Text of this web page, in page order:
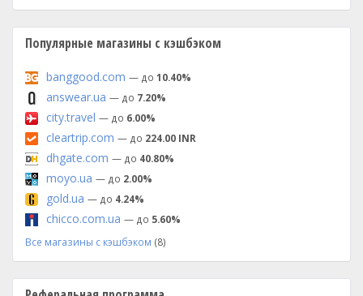
Популярные магазины с кэшбэком
banggood.com — до 10.40%
answear.ua — до 7.20%
city.travel — до 6.00%
cleartrip.com — до 224.00 INR
dhgate.com — до 40.80%
moyo.ua — до 2.00%
gold.ua — до 4.24%
chicco.com.ua — до 5.60%
Все магазины с кэшбэком (8)